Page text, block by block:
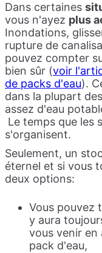
Dans certaines
vous n'ayez plus
Inondations,
rupture de
pouvez compter
bien sûr (voir
de packs d'eau).
dans la plupart
assez d'eau
Le temps que les
s'organisent.
Seulement, un
éternel et si vous
deux options:
Vous pouvez
y aura
vous venir en
pack d'eau,